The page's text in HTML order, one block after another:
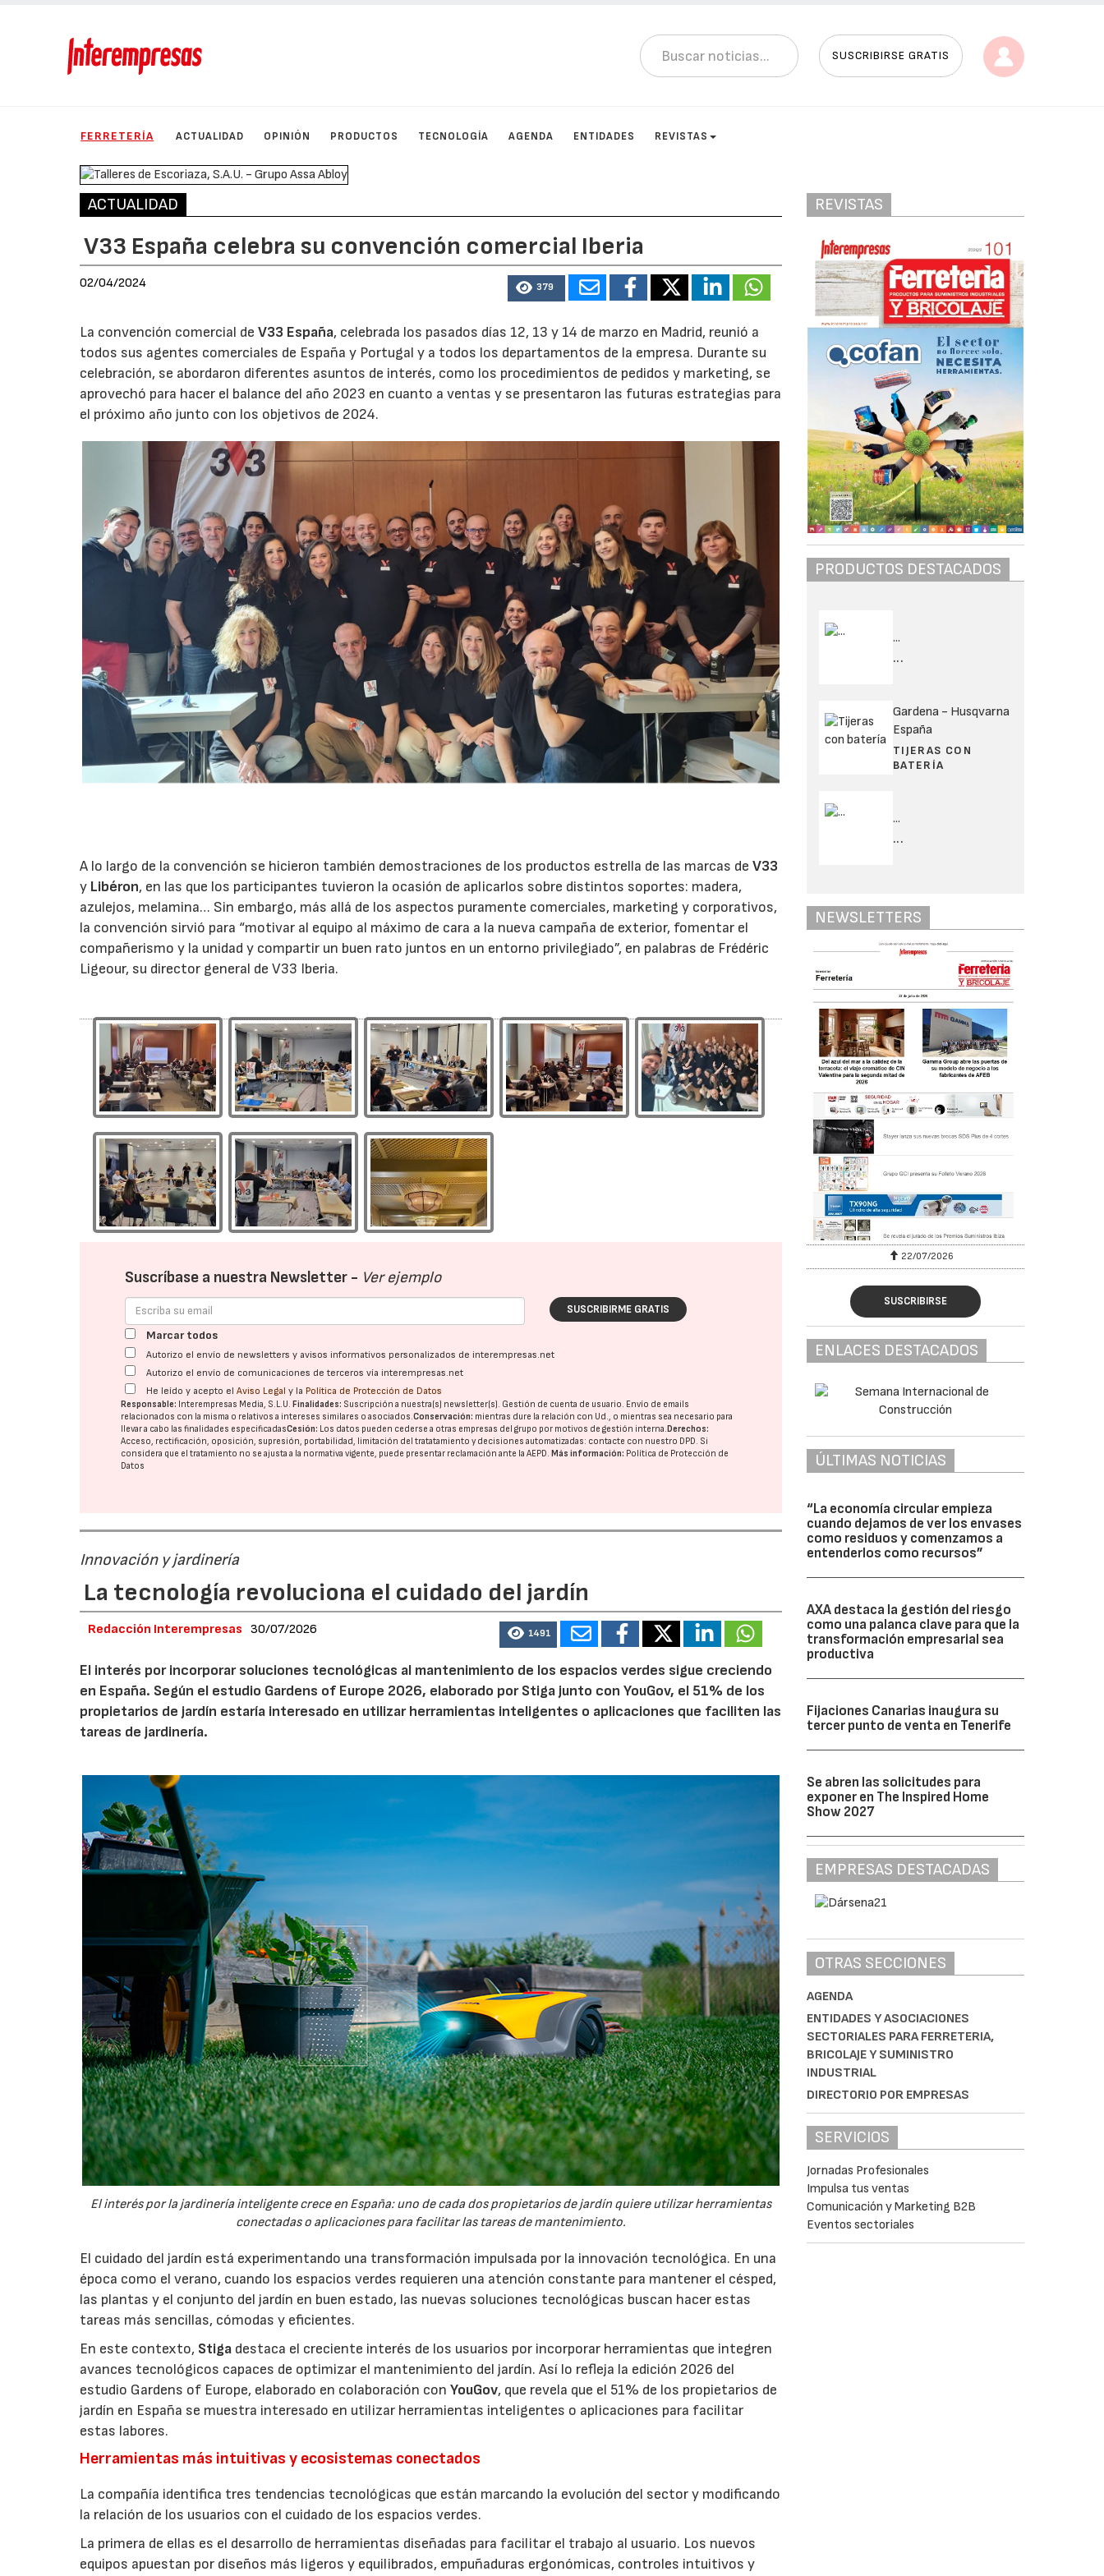
SUSCRIBIRSE GRATIS
FERRETERÍA ACTUALIDAD OPINIÓN PRODUCTOS TECNOLOGÍA AGENDA ENTIDADES REVISTAS
ACTUALIDAD
V33 España celebra su convención comercial Iberia
02/04/2024 379
La convención comercial deV33 España, celebrada los pasados días 12, 13 y 14 de marzo en Madrid, reunió a
todos sus agentes comerciales de España y Portugal y a todos los departamentos de la empresa. Durante su
celebración, se abordaron diferentes asuntos de interés, como los procedimientos de pedidos y marketing, se
aprovechó para hacer el balance del año 2023 en cuanto a ventas y se presentaron las futuras estrategias para
el próximo año junto con los objetivos de 2024.
A lo largo de la convención se hicieron también demostraciones de los productos estrella de las marcas deV33
y Libéron, en las que los participantes tuvieron la ocasión de aplicarlos sobre distintos soportes: madera,
azulejos, melamina… Sin embargo, más allá de los aspectos puramente comerciales, marketing y corporativos,
la convención sirvió para “motivar al equipo al máximo de cara a la nueva campaña de exterior, fomentar el
compañerismo y la unidad y compartir un buen rato juntos en un entorno privilegiado”, en palabras de Frédéric
Ligeour, su director general de V33 Iberia.
Suscríbase a nuestra Newsletter - Ver ejemplo
SUSCRIBIRME GRATIS
Marcar todos
Autorizo el envío de newsletters y avisos informativos personalizados de interempresas.net
Autorizo el envío de comunicaciones de terceros vía interempresas.net
He leído y acepto elAviso Legal y la Política de Protección de Datos
Responsable: Interempresas Media, S.L.U.Finalidades: Suscripción a nuestra(s) newsletter(s). Gestión de cuenta de usuario. Envío de emails
relacionados con la misma o relativos a intereses similares o asociados.Conservación: mientras dure la relación con Ud., o mientras sea necesario para
llevar a cabo las finalidades especificadasCesión: Los datos pueden cederse a otras empresas del grupo por motivos de gestión interna.Derechos:
Acceso, rectificación, oposición, supresión, portabilidad, limitación del tratatamiento y decisiones automatizadas: contacte con nuestro DPD. Si
considera que el tratamiento no se ajusta a la normativa vigente, puede presentar reclamación ante laAEPD.Más información: Política de Protección de
Datos
Innovación y jardinería
La tecnología revoluciona el cuidado del jardín
Redacción Interempresas 30/07/2026 1491
El interés por incorporar soluciones tecnológicas al mantenimiento de los espacios verdes sigue creciendo
en España. Según el estudio Gardens of Europe 2026, elaborado por Stiga junto con YouGov, el 51% de los
propietarios de jardín estaría interesado en utilizar herramientas inteligentes o aplicaciones que faciliten las
tareas de jardinería.
El interés por la jardinería inteligente crece en España: uno de cada dos propietarios de jardín quiere utilizar herramientas
conectadas o aplicaciones para facilitar las tareas de mantenimiento.
El cuidado del jardín está experimentando una transformación impulsada por la innovación tecnológica. En una
época como el verano, cuando los espacios verdes requieren una atención constante para mantener el césped,
las plantas y el conjunto del jardín en buen estado, las nuevas soluciones tecnológicas buscan hacer estas
tareas más sencillas, cómodas y eficientes.
En este contexto, Stiga destaca el creciente interés de los usuarios por incorporar herramientas que integren
avances tecnológicos capaces de optimizar el mantenimiento del jardín. Así lo refleja la edición 2026 del
estudio Gardens of Europe, elaborado en colaboración conYouGov, que revela que el 51% de los propietarios de
jardín en España se muestra interesado en utilizar herramientas inteligentes o aplicaciones para facilitar
estas labores.
Herramientas más intuitivas y ecosistemas conectados
La compañía identifica tres tendencias tecnológicas que están marcando la evolución del sector y modificando
la relación de los usuarios con el cuidado de los espacios verdes.
La primera de ellas es el desarrollo de herramientas diseñadas para facilitar el trabajo al usuario. Los nuevos
equipos apuestan por diseños más ligeros y equilibrados, empuñaduras ergonómicas, controles intuitivos y
REVISTAS
PRODUCTOS DESTACADOS
...
...
Gardena - Husqvarna
España
TIJERAS CON
BATERÍA
...
...
NEWSLETTERS
29/07/2026
SUSCRIBIRSE
ENLACES DESTACADOS
ÚLTIMAS NOTICIAS
“La economía circular empieza
cuando dejamos de ver los envases
como residuos y comenzamos a
entenderlos como recursos”
AXA destaca la gestión del riesgo
como una palanca clave para que la
transformación empresarial sea
productiva
Fijaciones Canarias inaugura su
tercer punto de venta en Tenerife
Se abren las solicitudes para
exponer en The Inspired Home
Show 2027
EMPRESAS DESTACADAS
OTRAS SECCIONES
AGENDA
ENTIDADES Y ASOCIACIONES
SECTORIALES PARA FERRETERIA,
BRICOLAJE Y SUMINISTRO
INDUSTRIAL
DIRECTORIO POR EMPRESAS
SERVICIOS
Jornadas Profesionales
Impulsa tus ventas
Comunicación y Marketing B2B
Eventos sectoriales